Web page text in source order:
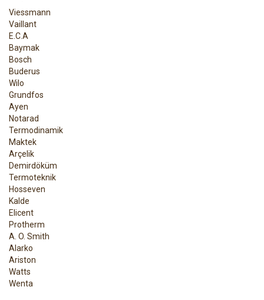
Viessmann
Vaillant
E.C.A
Baymak
Bosch
Buderus
Wilo
Grundfos
Ayen
Notarad
Termodinamik
Maktek
Arçelik
Demirdöküm
Termoteknik
Hosseven
Kalde
Elicent
Protherm
A. O. Smith
Alarko
Ariston
Watts
Wenta